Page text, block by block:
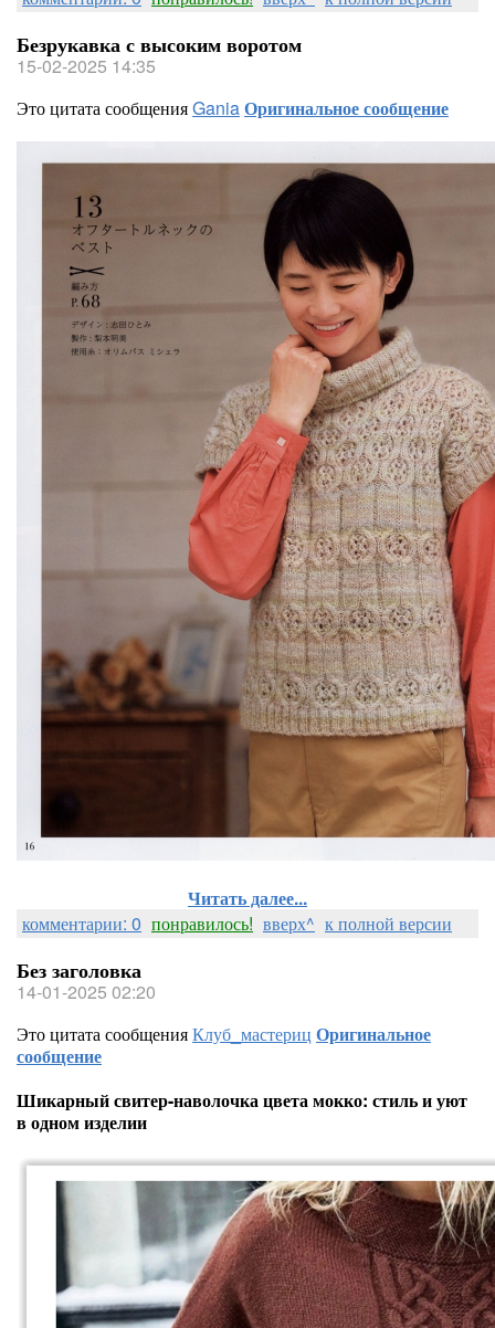
Безрукавка с высоким воротом
15-02-2025 14:35
Это цитата сообщенияGaniaОригинальное сообщение
Читать далее...
комментарии: 0 понравилось! вверх^ к полной версии
Без заголовка
14-01-2025 02:20
Это цитата сообщенияКлуб_мастериц Оригинальное
сообщение
Шикарный свитер-наволочка цвета мокко: стиль и уют
в одном изделии